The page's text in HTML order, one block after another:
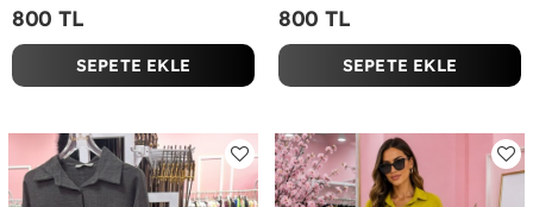
800 TL
SEPETE EKLE
800 TL
SEPETE EKLE